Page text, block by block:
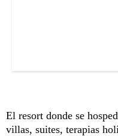
El resort donde se
villas, suites, terapias